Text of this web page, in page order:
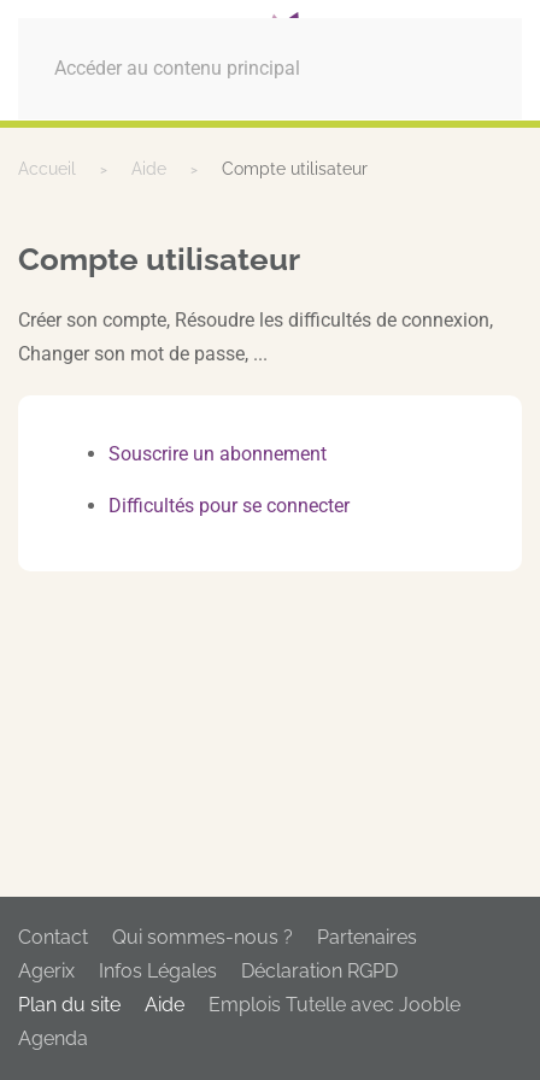
Accéder au contenu principal
MENU
Accueil Aide Compte utilisateur
Compte utilisateur
Créer son compte, Résoudre les difficultés de connexion,
Changer son mot de passe, ...
Souscrire un abonnement
Difficultés pour se connecter
Contact Qui sommes-nous ?
Partenaires
Agerix
Infos Légales
Déclaration RGPD
Plan du site
Aide
Emplois Tutelle avec Jooble
Agenda